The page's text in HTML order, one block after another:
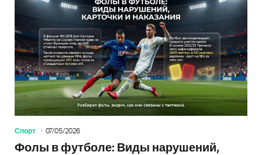
Спорт 07/05/2026
Фолы в футболе: Виды нарушений,